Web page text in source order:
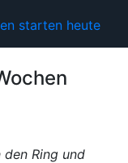
starten heute
Ring und